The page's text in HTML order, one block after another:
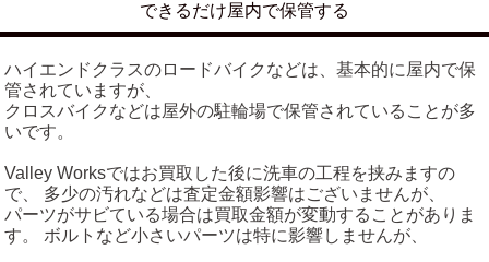
できるだけ屋内で保管する
ハイエンドクラスのロードバイクなどは、基本的に屋内で保
管されていますが、
クロスバイクなどは屋外の駐輪場で保管されていることが多
いです。
Valley Worksではお買取した後に洗車の工程を挟みますの
で、 多少の汚れなどは査定金額影響はございませんが、
パーツがサビている場合は買取金額が変動することがありま
す。 ボルトなど小さいパーツは特に影響しませんが、